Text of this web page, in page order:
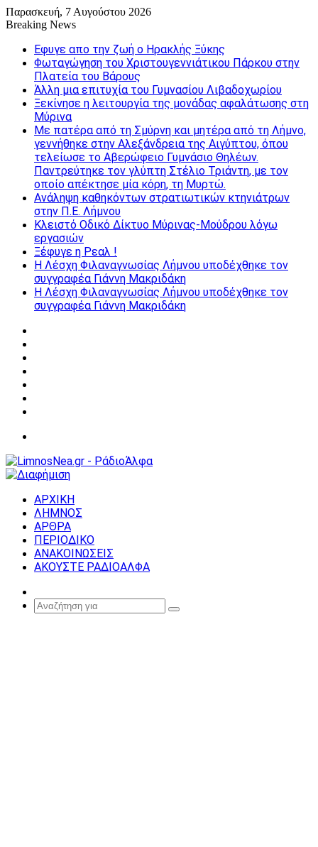
Παρασκευή, 7 Αυγούστου 2026
Breaking News
Εφυγε απο την ζωή o Ηρακλής Ξύκης
Φωταγώγηση του Χριστουγεννιάτικου Πάρκου στην
Πλατεία του Βάρους
Άλλη μια επιτυχία του Γυμνασίου Λιβαδοχωρίου
Ξεκίνησε η λειτουργία της μονάδας αφαλάτωσης στη
Μύρινα
Με πατέρα από τη Σμύρνη και μητέρα από τη Λήμνο,
γεννήθηκε στην Αλεξάνδρεια της Αιγύπτου, όπου
τελείωσε το Αβερώφειο Γυμνάσιο Θηλέων.
Παντρεύτηκε τον γλύπτη Στέλιο Τριάντη, με τον
οποίο απέκτησε μία κόρη, τη Μυρτώ.
Ανάληψη καθηκόντων στρατιωτικών κτηνιάτρων
στην Π.Ε. Λήμνου
Κλειστό Οδικό Δίκτυο Μύρινας-Μούδρου λόγω
εργασιών
Ξέφυγε η Ρεαλ !
Η Λέσχη Φιλαναγνωσίας Λήμνου υποδέχθηκε τον
συγγραφέα Γιάννη Μακριδάκη
Η Λέσχη Φιλαναγνωσίας Λήμνου υποδέχθηκε τον
συγγραφέα Γιάννη Μακριδάκη
ΑΡΧΙΚΗ
ΛΗΜΝΟΣ
ΑΡΘΡΑ
ΠΕΡΙΟΔΙΚΟ
ΑΝΑΚΟΙΝΩΣΕΙΣ
ΑΚΟΥΣΤΕ ΡΑΔΙΟΑΛΦΑ
Article
Αναζήτηση